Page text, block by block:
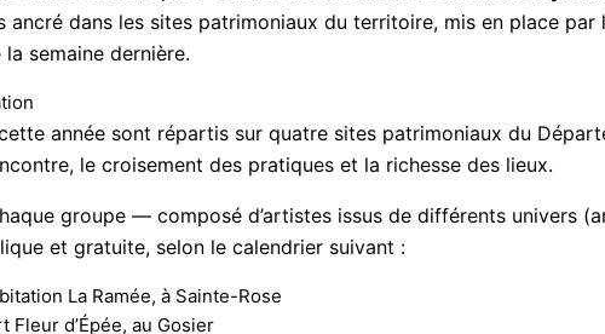
ancré dans les sites patrimoniaux du territoire, mis en place
semaine dernière.
année sont répartis sur quatre sites patrimoniaux du
le croisement des pratiques et la richesse des lieux.
groupe — composé d’artistes issus de différents univers
et gratuite, selon le calendrier suivant :
La Ramée, à Sainte-Rose
Fleur d’Épée, au Gosier